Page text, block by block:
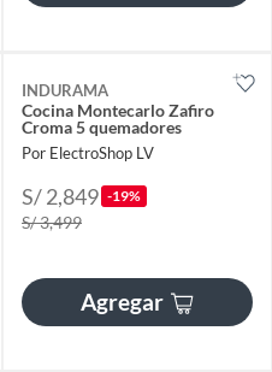
INDURAMA
Cocina Montecarlo Zafiro
Croma 5 quemadores
Por ElectroShop LV
S/ 2,849 -19%
S/ 3,499
Agregar